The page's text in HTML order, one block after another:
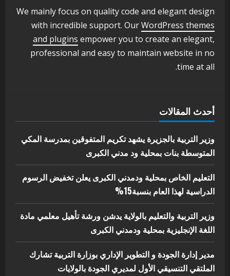
3 أغسطس 3, 2026
اخر الاخبار الاخبار
مدير إدارة الجودة و التطوير الإداري
بوزارة التربية تشارك الملتقي التنسيقي
5
البيئة بالمحلية
يوليو 29, 2026
We mainly focus on quality code and elegant design
with incredible support. OurWordPress themes
and plugins empower you to create an elegant,
professional and easy to maintain website in no
time at all.
أحدث المقالات
وزير التربية بالجزيرة يشهد تكريم المتفوقين بمدرسة المكي
المتوسطة بنات بمحلية ود مدني الكبرى
التعليم الخاص بمحلية ودمدني الكبرى يعلن تخفيض الرسوم
الدراسية لهذا العام بنسبة15%
وزير التربية والتعليم بالولاية يدشن ورشة تأهيل معلمي مادة
اللغة الإنجليزية بمحلية ودمدني الكبرى
مدير إدارة الجودة و التطوير الإداري بوزارة التربية تشارك
الملتقي التنسيقي الأول لمديري الجودة بالولايات